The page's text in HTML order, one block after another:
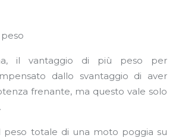
il vantaggio di più peso per
dallo svantaggio di aver
frenante, ma questo vale solo
peso totale di una moto poggia su